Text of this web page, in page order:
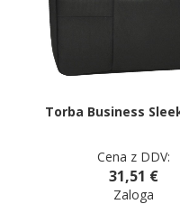
Torba Business
Cena z DDV:
31,51 €
Zaloga